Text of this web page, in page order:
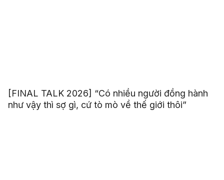
[FINAL TALK 2026] “Có nhiều người đồng hành
như vậy thì sợ gì, cứ tò mò về thế giới thôi”